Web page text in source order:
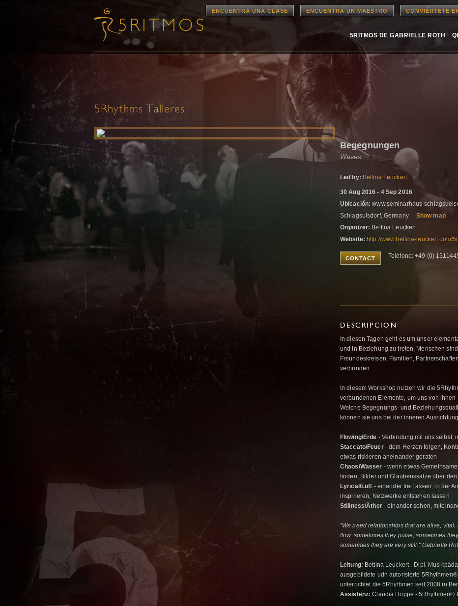
ENCUENTRA UNA CLASE ENCUENTRA UN MAESTRO CONVIÉRTETE
5RITMOS DE GABRIELLE ROTH
5Rhythms Talleres
Begegnungen
Waves
Led by: Bettina Leuckert
30 Aug 2016 - 4 Sep 2016
Ubicación: www.seminarhaus-
Schlagsulsdorf, Germany
Show map
Organizer: Bettina Leuckert
Website: http://www.bettina-leuckert.com/
CONTACT Teléfono: +49 (0)
DESCRIPCION
In diesen Tagen geht es um unser
und in Beziehung zu treten. Menschen
Freundeskreisen, Familien,
verbunden.
In diesem Workshop nutzen wir die
verbundenen Elemente, um uns von
Welche Begegnungs- und
können sie uns bei der inneren
Flowing/Erde - Verbindung mit uns selbst,
Staccato/Feuer- dem Herzen folgen,
etwas riskieren aneinander geraten
Chaos/Wasser - wenn etwas
finden, Bilder und Glaubenssätze über
Lyrical/Luft - einander frei lassen, in der
inspirieren, Netzwerke entstehen lassen
Stillness/Äther- einander sehen,
"We need relationships that are alive,
flow, sometimes they pulse, sometimes
sometimes they are very still." Gabrielle
Leitung: Bettina Leuckert - Dipl.
ausgebildete udn autorisierte
unterrichtet die 5Rhythmen seit 2008 in
Assistenz: Claudia Hoppe - 5Rhythmen®